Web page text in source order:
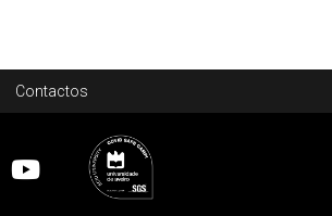
Contactos